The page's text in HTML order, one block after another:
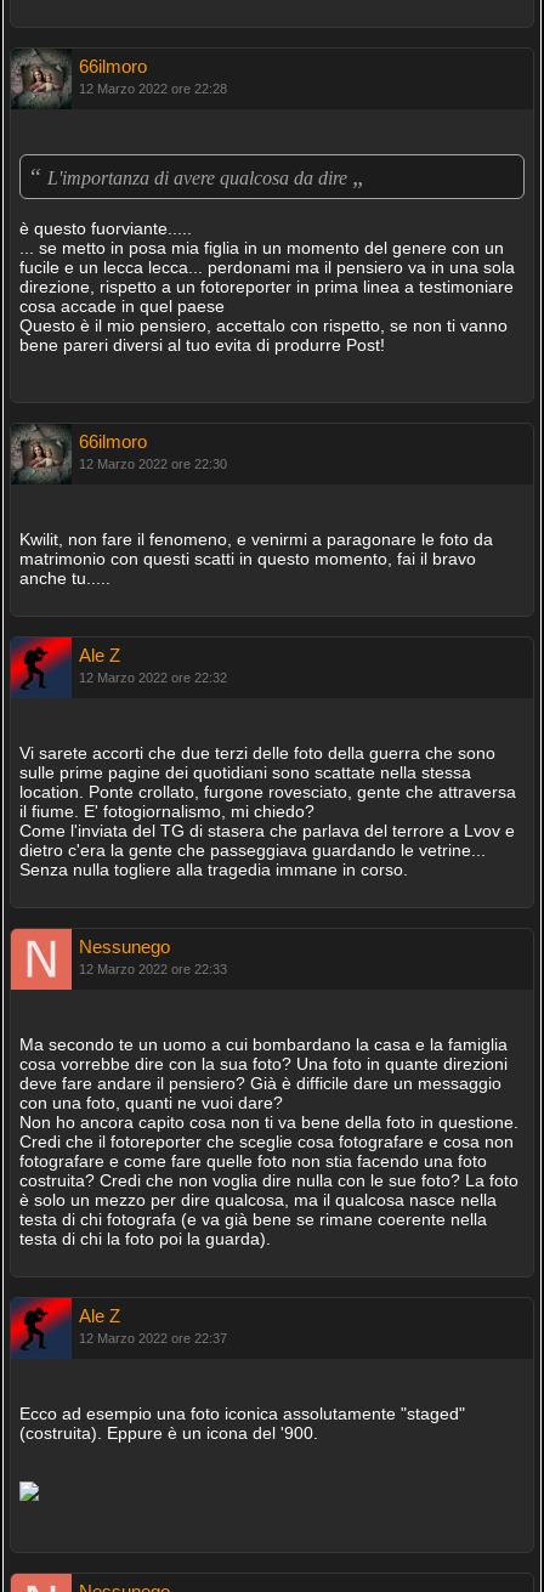
66ilmoro
12 Marzo 2022 ore 22:28
“ L'importanza di avere qualcosa da dire „
è questo fuorviante.....
... se metto in posa mia figlia in un momento del genere con un
fucile e un lecca lecca... perdonami ma il pensiero va in una sola
direzione, rispetto a un fotoreporter in prima linea a testimoniare
cosa accade in quel paese
Questo è il mio pensiero, accettalo con rispetto, se non ti vanno
bene pareri diversi al tuo evita di produrre Post!
66ilmoro
12 Marzo 2022 ore 22:30
Kwilit, non fare il fenomeno, e venirmi a paragonare le foto da
matrimonio con questi scatti in questo momento, fai il bravo
anche tu.....
Ale Z
12 Marzo 2022 ore 22:32
Vi sarete accorti che due terzi delle foto della guerra che sono
sulle prime pagine dei quotidiani sono scattate nella stessa
location. Ponte crollato, furgone rovesciato, gente che attraversa
il fiume. E' fotogiornalismo, mi chiedo?
Come l'inviata del TG di stasera che parlava del terrore a Lvov e
dietro c'era la gente che passeggiava guardando le vetrine...
Senza nulla togliere alla tragedia immane in corso.
Nessunego
12 Marzo 2022 ore 22:33
Ma secondo te un uomo a cui bombardano la casa e la famiglia
cosa vorrebbe dire con la sua foto? Una foto in quante direzioni
deve fare andare il pensiero? Già è difficile dare un messaggio
con una foto, quanti ne vuoi dare?
Non ho ancora capito cosa non ti va bene della foto in questione.
Credi che il fotoreporter che sceglie cosa fotografare e cosa non
fotografare e come fare quelle foto non stia facendo una foto
costruita? Credi che non voglia dire nulla con le sue foto? La foto
è solo un mezzo per dire qualcosa, ma il qualcosa nasce nella
testa di chi fotografa (e va già bene se rimane coerente nella
testa di chi la foto poi la guarda).
Ale Z
12 Marzo 2022 ore 22:37
Ecco ad esempio una foto iconica assolutamente "staged"
(costruita). Eppure è un icona del '900.